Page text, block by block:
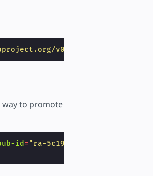
v0/amp-addthis-0.1.js"
way to promote
id ="ra-5c191331410932ff"